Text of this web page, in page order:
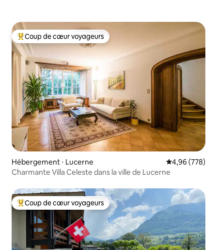
Coups de cœur voyageurs les plus appréciés
Coup de cœur voyageurs
Hébergement ⋅ Lucerne Évaluation
4,96 (778)
Charmante Villa Celeste dans la ville de Lucerne
Coups de cœur voyageurs les plus appréciés
Coup de cœur voyageurs